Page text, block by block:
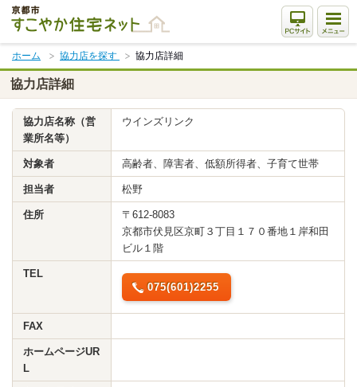
本
文
ま
で
ス
キ
ッ
ホーム 協力店を探す 協力店詳細
協力店詳細
協力店名称（営
業所名等）
ウインズリンク
対象者 高齢者、障害者、低額所得者、子育て世帯
担当者 松野
住所
〒612-8083
京都市伏見区京町３丁目１７０番地１岸和田
ビル１階
TEL
075(601)2255
FAX
ホームページUR
L